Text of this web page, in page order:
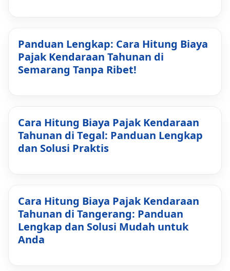
Panduan Lengkap: Cara Hitung Biaya
Pajak Kendaraan Tahunan di
Semarang Tanpa Ribet!
Cara Hitung Biaya Pajak Kendaraan
Tahunan di Tegal: Panduan Lengkap
dan Solusi Praktis
Cara Hitung Biaya Pajak Kendaraan
Tahunan di Tangerang: Panduan
Lengkap dan Solusi Mudah untuk
Anda